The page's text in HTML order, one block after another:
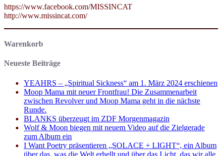
https://www.facebook.com/MISSINCAT
http://www.missincat.com/
Warenkorb
Neueste Beiträge
YEAHRS – „Spiritual Sickness“ am 1. März 2024 erschienen
Moop Mama mit neuer Frontfrau! Die Zusammenarbeit
zwischen Revolver und Moop Mama geht in die nächste
Runde.
BLANKS überzeugt im ZDF Morgenmagazin
Wolf & Moon biegen mit neuem Video auf die Zielgerade
zum Album ein
I Want Poetry präsentieren „SOLACE + LIGHT“, ein Album
über das, was die Welt erhellt und über das Licht, das wir alle